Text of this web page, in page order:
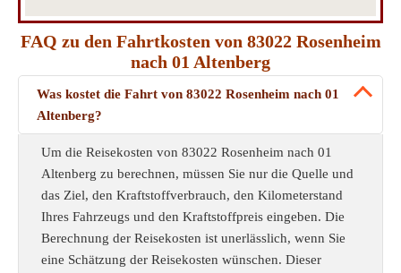
FAQ zu den Fahrtkosten von 83022 Rosenheim
nach 01 Altenberg
Was kostet die Fahrt von 83022 Rosenheim nach 01
Altenberg?
Um die Reisekosten von 83022 Rosenheim nach 01
Altenberg zu berechnen, müssen Sie nur die Quelle und
das Ziel, den Kraftstoffverbrauch, den Kilometerstand
Ihres Fahrzeugs und den Kraftstoffpreis eingeben. Die
Berechnung der Reisekosten ist unerlässlich, wenn Sie
eine Schätzung der Reisekosten wünschen. Dieser